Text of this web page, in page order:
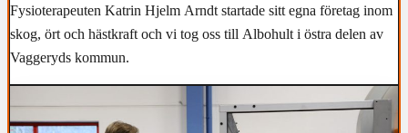
Fysioterapeuten Katrin Hjelm Arndt startade sitt egna företag inom
skog, ört och hästkraft och vi tog oss till Albohult i östra delen av
Vaggeryds kommun.